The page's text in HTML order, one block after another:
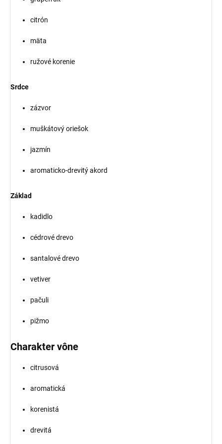
citrón
mäta
ružové korenie
Srdce
zázvor
muškátový oriešok
jazmín
aromaticko-drevitý akord
Základ
kadidlo
cédrové drevo
santalové drevo
vetiver
pačuli
pižmo
Charakter vône
citrusová
aromatická
korenistá
drevitá